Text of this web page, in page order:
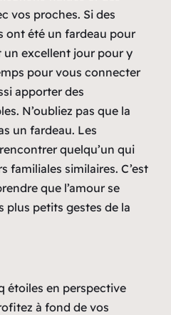
vos proches. Si des
ont été un fardeau pour
un excellent jour pour y
pour vous connecter
apporter des
N’oubliez pas que la
un fardeau. Les
quelqu’un qui
familiales similaires. C’est
que l’amour se
plus petits gestes de la
étoiles en perspective
à fond de vos